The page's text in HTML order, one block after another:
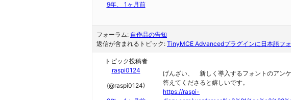
9年、 1ヶ月前
フォーラム: 自作品の告知
返信が含まれるトピック: TinyMCE Advancedプラグインに日本語フ
トピック投稿者
raspi0124
(@raspi0124)
げんざい、 新しく導入するフォントのアンケ
答えてくださると嬉しいです。
https://raspi-